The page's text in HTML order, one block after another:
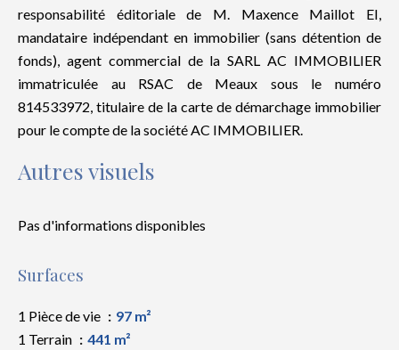
responsabilité éditoriale de M. Maxence Maillot EI,
mandataire indépendant en immobilier (sans détention de
fonds), agent commercial de la SARL AC IMMOBILIER
immatriculée au RSAC de Meaux sous le numéro
814533972, titulaire de la carte de démarchage immobilier
pour le compte de la société AC IMMOBILIER.
Autres visuels
Pas d'informations disponibles
Surfaces
1 Pièce de vie
97 m²
1 Terrain
441 m²